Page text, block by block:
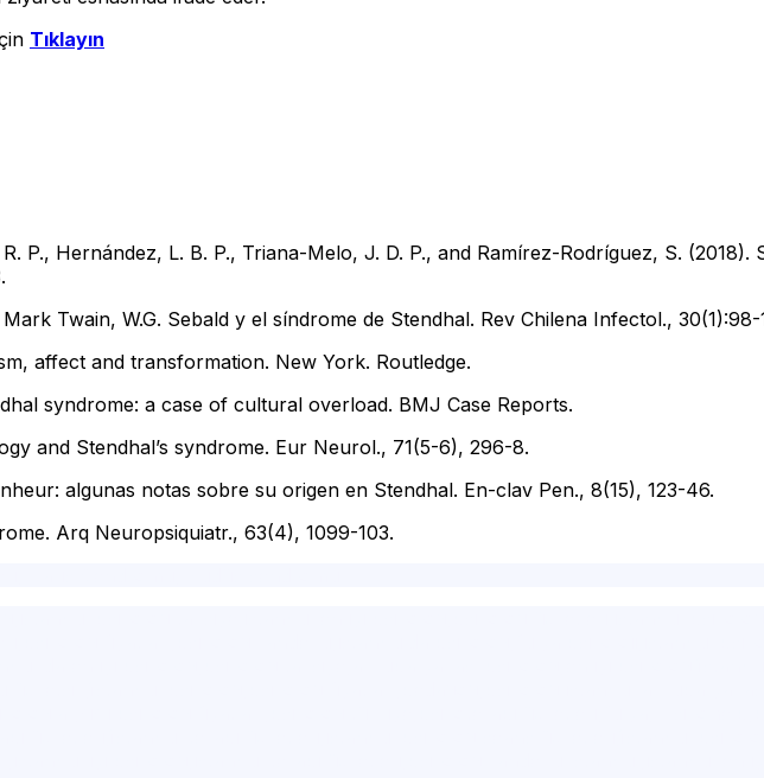
Tıklayın
P., Hernández, L. B. P., Triana-Melo, J. D. P., and Ramírez-Rodríguez, S. (2018).
Twain, W.G. Sebald y el síndrome de Stendhal. Rev Chilena Infectol., 30(1):98-
affect and transformation. New York. Routledge.
syndrome: a case of cultural overload. BMJ Case Reports.
and Stendhal’s syndrome. Eur Neurol., 71(5-6), 296-8.
algunas notas sobre su origen en Stendhal. En-clav Pen., 8(15), 123-46.
Arq Neuropsiquiatr., 63(4), 1099-103.